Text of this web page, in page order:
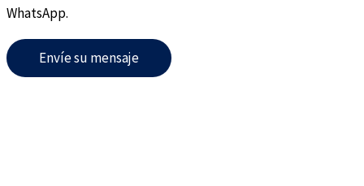
WhatsApp.
Envíe su mensaje